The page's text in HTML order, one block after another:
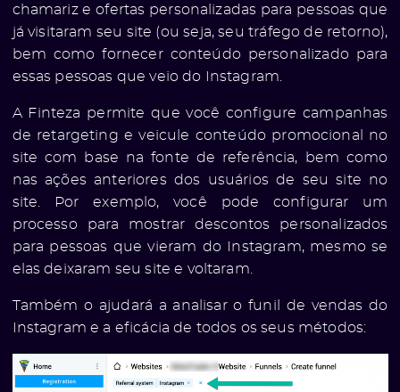
chamariz e ofertas personalizadas para pessoas que
já visitaram seu site (ou seja, seu tráfego de retorno),
bem como fornecer conteúdo personalizado para
essas pessoas que veio do Instagram.
A Finteza permite que você configure campanhas
de retargeting e veicule conteúdo promocional no
site com base na fonte de referência, bem como
nas ações anteriores dos usuários de seu site no
site. Por exemplo, você pode configurar um
processo para mostrar descontos personalizados
para pessoas que vieram do Instagram, mesmo se
elas deixaram seu site e voltaram.
Também o ajudará a analisar o funil de vendas do
Instagram e a eficácia de todos os seus métodos: